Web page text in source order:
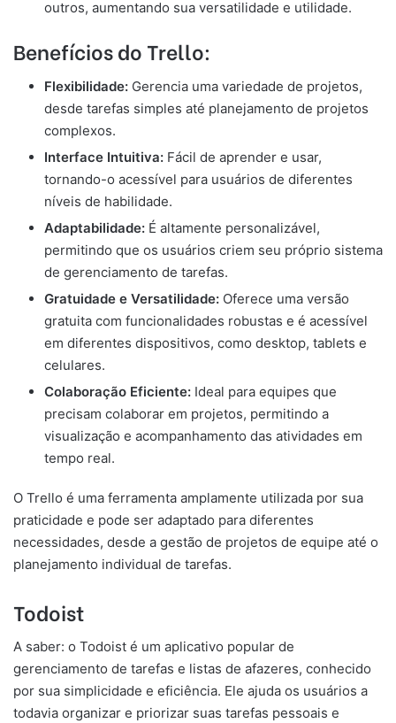
outros, aumentando sua versatilidade e utilidade.
Benefícios do Trello:
Flexibilidade: Gerencia uma variedade de projetos,
desde tarefas simples até planejamento de projetos
complexos.
Interface Intuitiva: Fácil de aprender e usar,
tornando-o acessível para usuários de diferentes
níveis de habilidade.
Adaptabilidade: É altamente personalizável,
permitindo que os usuários criem seu próprio sistema
de gerenciamento de tarefas.
Gratuidade e Versatilidade: Oferece uma versão
gratuita com funcionalidades robustas e é acessível
em diferentes dispositivos, como desktop, tablets e
celulares.
Colaboração Eficiente: Ideal para equipes que
precisam colaborar em projetos, permitindo a
visualização e acompanhamento das atividades em
tempo real.
O Trello é uma ferramenta amplamente utilizada por sua
praticidade e pode ser adaptado para diferentes
necessidades, desde a gestão de projetos de equipe até o
planejamento individual de tarefas.
Todoist
A saber: o Todoist é um aplicativo popular de
gerenciamento de tarefas e listas de afazeres, conhecido
por sua simplicidade e eficiência. Ele ajuda os usuários a
todavia organizar e priorizar suas tarefas pessoais e